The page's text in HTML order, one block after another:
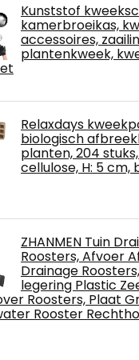
Kunststof
kamerbroeikas,
accessoires,
plantenkweek,
Relaxdays
biologisch
planten, 204
cellulose, H: 5 cm,
ZHANMEN Tuin
Roosters, Afvoer
Drainage
legering Plastic
Roosters, Plaat
Rooster